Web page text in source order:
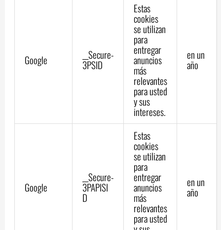
Google __Secure-
3PSID
Estas
cookies
se utilizan
para
entregar
anuncios
más
relevantes
para usted
y sus
intereses.
en un
año
Google
__Secure-
3PAPISI
D
Estas
cookies
se utilizan
para
entregar
anuncios
más
relevantes
para usted
en un
año